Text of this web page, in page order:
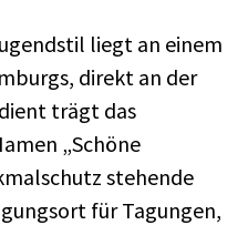
liegt an einem
direkt an der
trägt das
„Schöne
stehende
für Tagungen,